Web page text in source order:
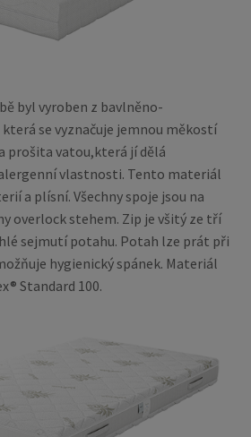
byl vyroben z bavlněno-
se vyznačuje jemnou měkostí
prošita vatou,která jí dělá
vlastnosti. Tento materiál
a plísní. Všechny spoje jsou na
overlock stehem. Zip je všitý ze tří
sejmutí potahu. Potah lze prát při
hygienický spánek. Materiál
Standard 100.